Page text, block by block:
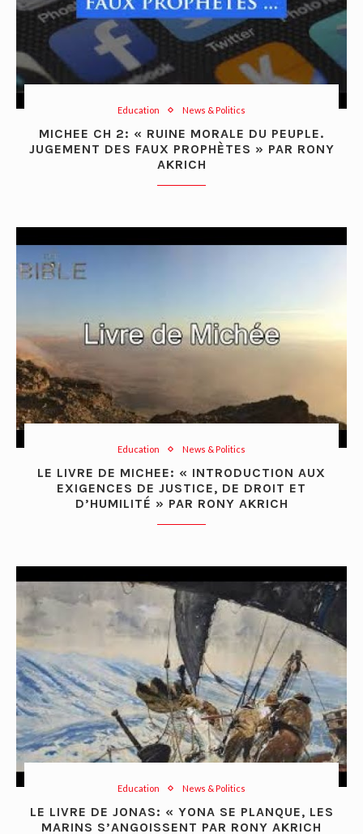
Education News & Politics
MICHEE CH 2: « RUINE MORALE DU PEUPLE.
JUGEMENT DES FAUX PROPHÈTES » PAR RONY
AKRICH
Education News & Politics
LE LIVRE DE MICHEE: « INTRODUCTION AUX
EXIGENCES DE JUSTICE, DE DROIT ET
D’HUMILITÉ » PAR RONY AKRICH
Education News & Politics
LE LIVRE DE JONAS: « YONA SE PLANQUE, LES
MARINS S’ANGOISSENT PAR RONY AKRICH